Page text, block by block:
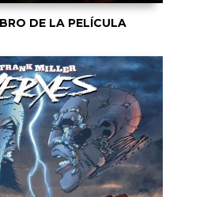
DE LA PELÍCULA